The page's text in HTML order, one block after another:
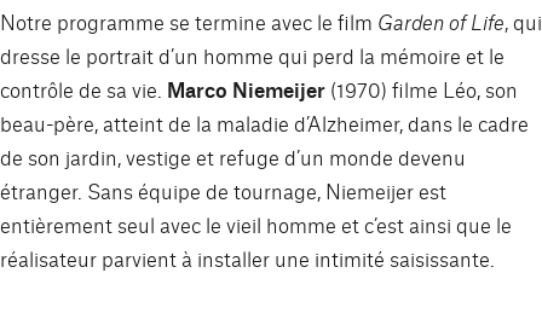
Notre programme se termine avec le film Garden of Life, qui
dresse le portrait d’un homme qui perd la mémoire et le
contrôle de sa vie. Marco Niemeijer (1970) filme Léo, son
beau-père, atteint de la maladie d’Alzheimer, dans le cadre
de son jardin, vestige et refuge d’un monde devenu
étranger. Sans équipe de tournage, Niemeijer est
entièrement seul avec le vieil homme et c’est ainsi que le
réalisateur parvient à installer une intimité saisissante.